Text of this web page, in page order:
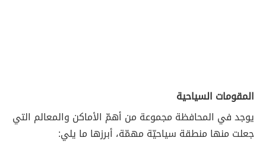
المقومات السياحية
يوجد في المحافظة مجموعة من أهمّ الأماكن والمعالم التي
جعلت منها منطقة سياحيّة مهمّة، أبرزها ما يلي: